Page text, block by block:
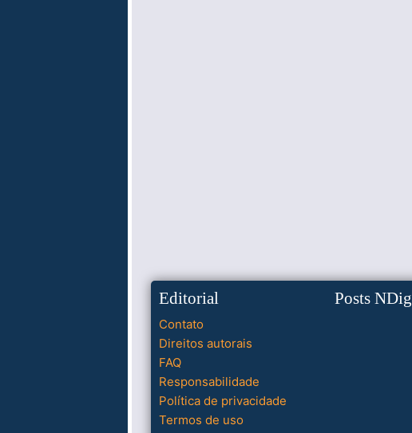
Editorial
Contato
Direitos autorais
FAQ
Responsabilidade
Política de privacidade
Termos de uso
Posts NDig